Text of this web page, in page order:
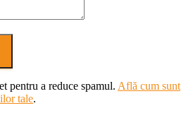
pentru a reduce spamul. Află cum sunt
tale.